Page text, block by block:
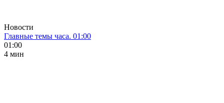
Новости
Главные темы часа. 01:00
01:00
4 мин